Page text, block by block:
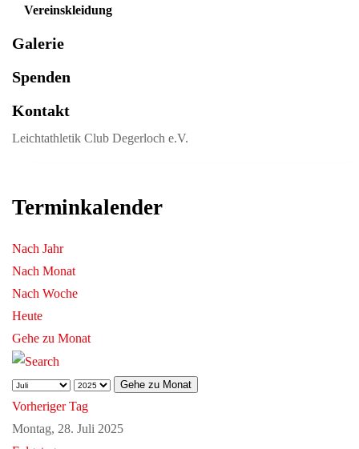
Vereinskleidung
Galerie
Spenden
Kontakt
Leichtathletik Club Degerloch e.V.
Terminkalender
Nach Jahr
Nach Monat
Nach Woche
Heute
Gehe zu Monat
Gehe zu Monat
Vorheriger Tag
Montag, 28. Juli 2025